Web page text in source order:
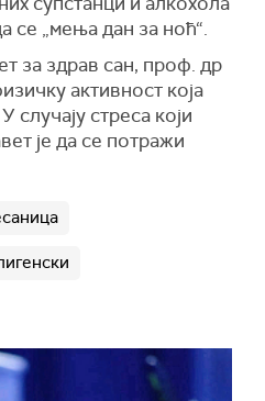
се „мења дан за ноћ“.
за здрав сан, проф. др
активност која
случају стреса који
је да се потражи